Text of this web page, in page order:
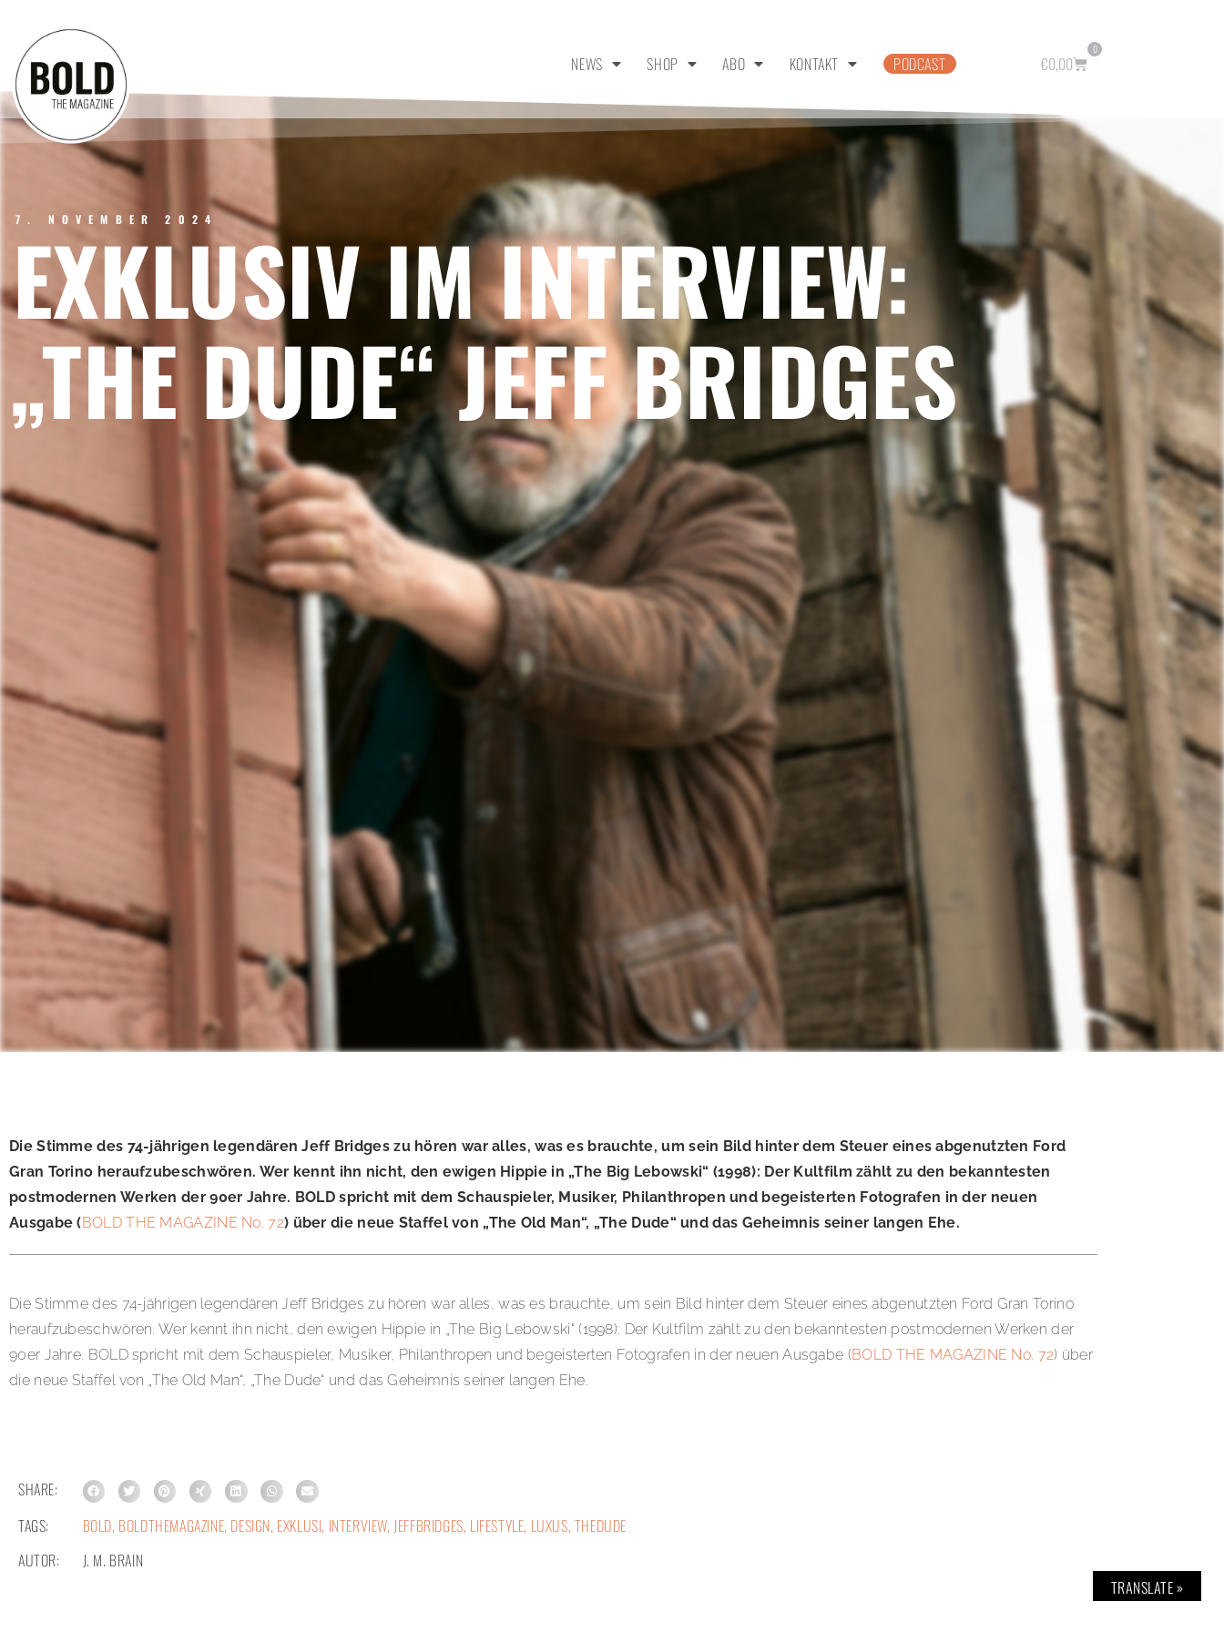
NEWS SHOP ABO KONTAKT PODCAST €0,00
0
7. NOVEMBER 2024
EXKLUSIV IM INTERVIEW:
„THE DUDE“ JEFF BRIDGES
Die Stimme des 74-jährigen legendären Jeff Bridges zu hören war alles, was es brauchte, um sein Bild hinter dem Steuer eines abgenutzten Ford
Gran Torino heraufzubeschwören. Wer kennt ihn nicht, den ewigen Hippie in „The Big Lebowski“ (1998): Der Kultfilm zählt zu den bekanntesten
postmodernen Werken der 90er Jahre. BOLD spricht mit dem Schauspieler, Musiker, Philanthropen und begeisterten Fotografen in der neuen
Ausgabe (BOLD THE MAGAZINE No. 72) über die neue Staffel von „The Old Man“, „The Dude“ und das Geheimnis seiner langen Ehe.
Die Stimme des 74-jährigen legendären Jeff Bridges zu hören war alles, was es brauchte, um sein Bild hinter dem Steuer eines abgenutzten Ford Gran Torino
heraufzubeschwören. Wer kennt ihn nicht, den ewigen Hippie in „The Big Lebowski“ (1998): Der Kultfilm zählt zu den bekanntesten postmodernen Werken der
90er Jahre. BOLD spricht mit dem Schauspieler, Musiker, Philanthropen und begeisterten Fotografen in der neuen Ausgabe (BOLD THE MAGAZINE No. 72) über
die neue Staffel von „The Old Man“, „The Dude“ und das Geheimnis seiner langen Ehe.
SHARE:
TAGS:
BOLD, BOLDTHEMAGAZINE, DESIGN, EXKLUSI, INTERVIEW, JEFFBRIDGES, LIFESTYLE, LUXUS, THEDUDE
AUTOR:
J. M. BRAIN
TRANSLATE »